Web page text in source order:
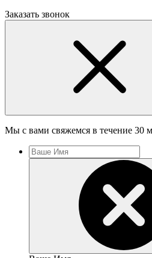
Заказать звонок
Мы с вами свяжемся в течение 30